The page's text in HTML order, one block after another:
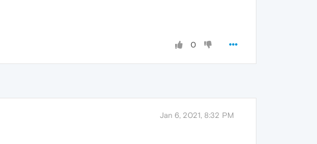
0
Jan 6, 2021, 8:32 PM